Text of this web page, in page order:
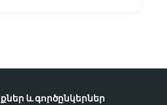
և գործընկերներ